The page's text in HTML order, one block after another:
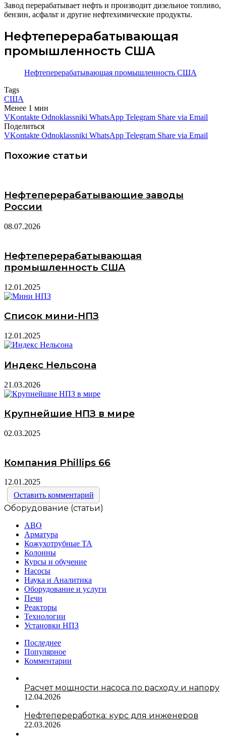
Завод перерабатывает нефть и производит дизельное топливо,
бензин, асфальт и другие нефтехимические продукты.
Нефтеперерабатывающая
промышленность США
Нефтеперерабатывающая промышленность США
Tags
США
Менее 1 мин
VKontakte Odnoklassniki WhatsApp Telegram Share via Email
Поделиться
VKontakte Odnoklassniki WhatsApp Telegram Share via Email
Похожие статьи
Нефтеперерабатывающие заводы
России
08.07.2026
Нефтеперерабатывающая
промышленность США
12.01.2025
Список мини-НПЗ
12.01.2025
Индекс Нельсона
21.03.2026
Крупнейшие НПЗ в мире
02.03.2025
Компания Phillips 66
12.01.2025
Оставить комментарий
Оборудование (статьи)
АВО
Арматура
Кожухотрубные ТА
Колонны
Курсы и обучение
Насосы
Наука и Аналитика
Оборудование и услуги
Печи
Реакторы
Технологии
Установки НПЗ
Последнее
Популярное
Комментарии
Расчет мощности насоса по расходу и напору
12.04.2026
Нефтепереработка: курс для инженеров
22.03.2026